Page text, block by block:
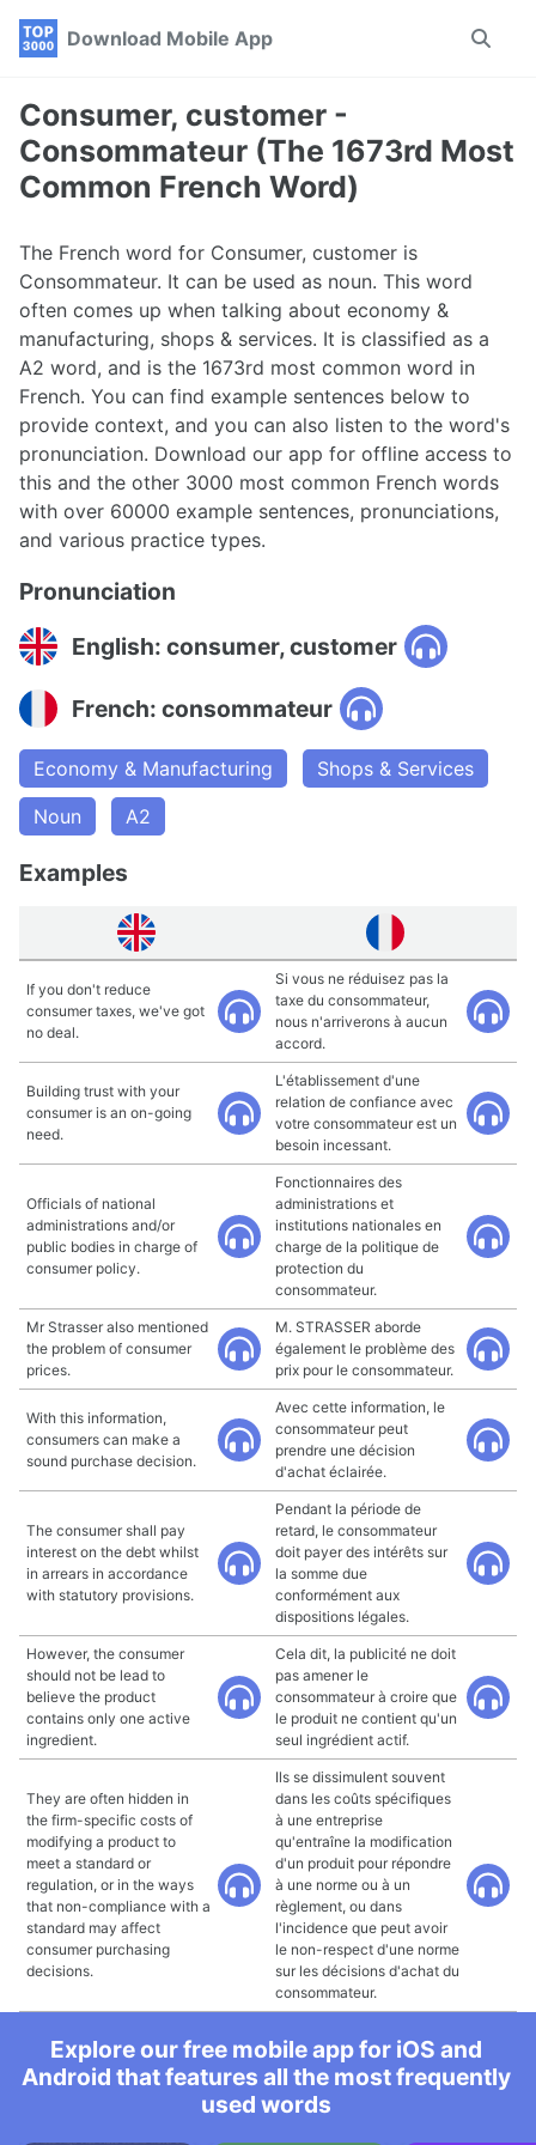
Skip
navigation
Skip
Skip
Download Mobile App
Toggle
Consumer, customer -
Consommateur (The 1673rd Most
Common French Word)
The French word for Consumer, customer is
Consommateur. It can be used as noun. This word
often comes up when talking about economy &
manufacturing, shops & services. It is classified as a
A2 word, and is the 1673rd most common word in
French. You can find example sentences below to
provide context, and you can also listen to the word's
pronunciation. Download our app for offline access to
this and the other 3000 most common French words
with over 60000 example sentences, pronunciations,
and various practice types.
Pronunciation
English: consumer, customer
French: consommateur
Economy & Manufacturing
Shops & Services
Noun
A2
Examples
If you don't reduce
consumer taxes, we've got
no deal.
Si vous ne réduisez pas la
taxe du consommateur,
nous n'arriverons à aucun
accord.
Building trust with your
consumer is an on-going
need.
L'établissement d'une
relation de confiance avec
votre consommateur est un
besoin incessant.
Officials of national
administrations and/or
public bodies in charge of
consumer policy.
Fonctionnaires des
administrations et
institutions nationales en
charge de la politique de
protection du
consommateur.
Mr Strasser also mentioned
the problem of consumer
prices.
M. STRASSER aborde
également le problème des
prix pour le consommateur.
With this information,
consumers can make a
sound purchase decision.
Avec cette information, le
consommateur peut
prendre une décision
d'achat éclairée.
The consumer shall pay
interest on the debt whilst
in arrears in accordance
with statutory provisions.
Pendant la période de
retard, le consommateur
doit payer des intérêts sur
la somme due
conformément aux
dispositions légales.
However, the consumer
should not be lead to
believe the product
contains only one active
ingredient.
Cela dit, la publicité ne doit
pas amener le
consommateur à croire que
le produit ne contient qu'un
seul ingrédient actif.
They are often hidden in
the firm-specific costs of
modifying a product to
meet a standard or
regulation, or in the ways
that non-compliance with a
standard may affect
consumer purchasing
decisions.
Ils se dissimulent souvent
dans les coûts spécifiques
à une entreprise
qu'entraîne la modification
d'un produit pour répondre
à une norme ou à un
règlement, ou dans
l'incidence que peut avoir
le non-respect d'une norme
sur les décisions d'achat du
consommateur.
Explore our free mobile app for iOS and
Android that features all the most frequently
used words